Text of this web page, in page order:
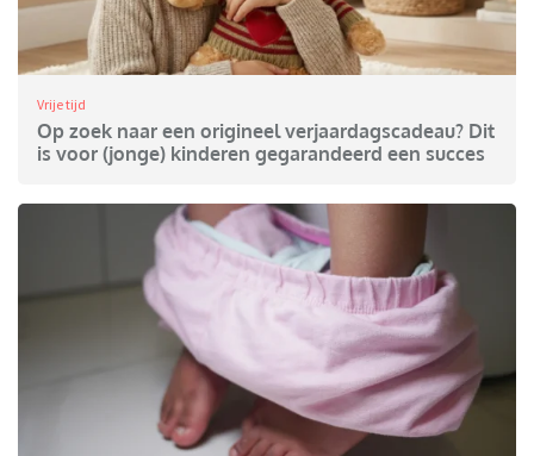
Vrije tijd
Op zoek naar een origineel verjaardagscadeau? Dit
is voor (jonge) kinderen gegarandeerd een succes